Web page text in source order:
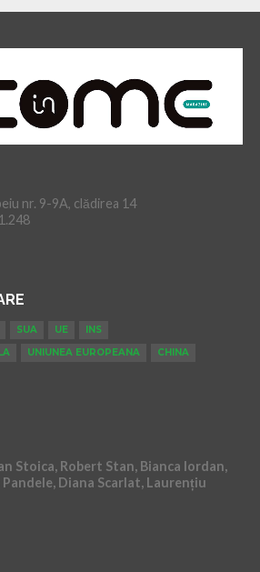
nr. 9-9A, clădirea 14
SUA UE
INS
UNIUNEA EUROPEANA
CHINA
Stoica, Robert Stan, Bianca Iordan,
Diana Scarlat, Laurențiu